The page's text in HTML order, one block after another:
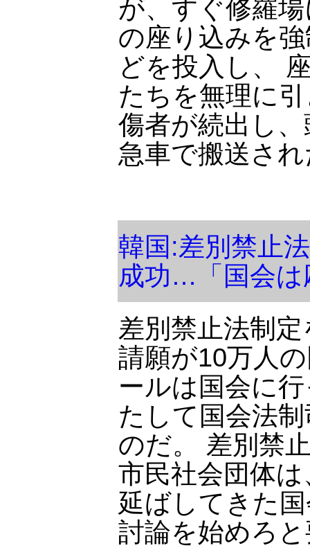
が、すぐ修羅
の座り込みを
どを投入し、
たちを無理に
傷者が続出し
急車で搬送さ
韓国:差別禁止
成功…「国会は
差別禁止法制
請願が10万人
ールは国会に
たして国会法
のだ。 差別禁
市民社会団体
延ばしてきた
討論を始めろ